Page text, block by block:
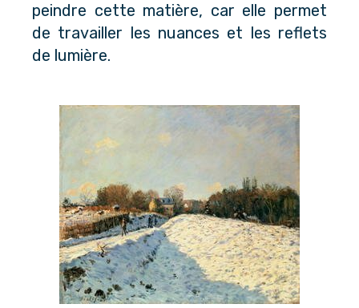
peindre cette matière, car elle permet
de travailler les nuances et les reflets
de lumière.